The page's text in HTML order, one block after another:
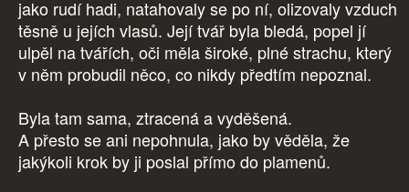
jako rudí hadi, natahovaly se po ní, olizovaly vzduch
těsně u jejích vlasů. Její tvář byla bledá, popel jí
ulpěl na tvářích, oči měla široké, plné strachu, který
v něm probudil něco, co nikdy předtím nepoznal.
Byla tam sama, ztracená a vyděšená.
A přesto se ani nepohnula, jako by věděla, že
jakýkoli krok by ji poslal přímo do plamenů.